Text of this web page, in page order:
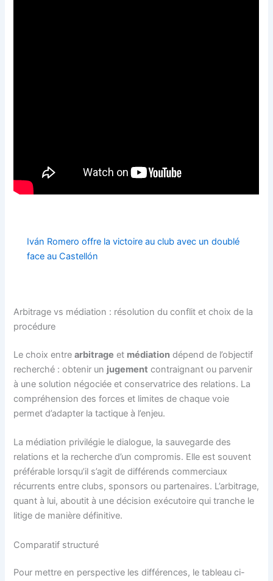
Iván Romero offre la victoire au club avec un doublé
face au Castellón
Arbitrage vs médiation : résolution du conflit et choix de la
procédure
Le choix entrearbitrage et médiation dépend de l’objectif
recherché : obtenir un jugement contraignant ou parvenir
à une solution négociée et conservatrice des relations. La
compréhension des forces et limites de chaque voie
permet d’adapter la tactique à l’enjeu.
La médiation privilégie le dialogue, la sauvegarde des
relations et la recherche d’un compromis. Elle est souvent
préférable lorsqu’il s’agit de différends commerciaux
récurrents entre clubs, sponsors ou partenaires. L’arbitrage,
quant à lui, aboutit à une décision exécutoire qui tranche le
litige de manière définitive.
Comparatif structuré
Pour mettre en perspective les différences, le tableau ci-